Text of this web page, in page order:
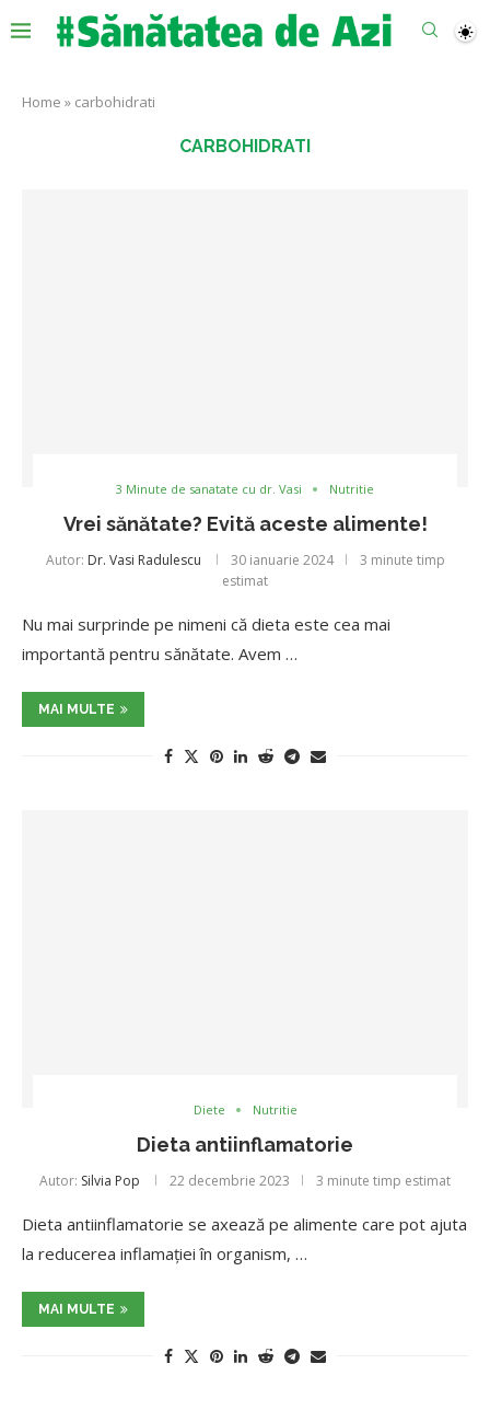
Home » carbohidrati
CARBOHIDRATI
3 Minute de sanatate cu dr. Vasi Nutritie
Vrei sănătate? Evită aceste alimente!
Autor: Dr. Vasi Radulescu 30 ianuarie 2024
3 minute timp
estimat
Nu mai surprinde pe nimeni că dieta este cea mai
importantă pentru sănătate. Avem …
MAI MULTE
Diete Nutritie
Dieta antiinflamatorie
Autor: Silvia Pop 22 decembrie 2023 3 minute timp estimat
Dieta antiinflamatorie se axează pe alimente care pot ajuta
la reducerea inflamației în organism, …
MAI MULTE